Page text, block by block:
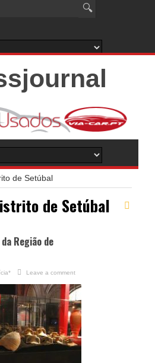
de Setúbal
de Setúbal
Região de
Leave a comment